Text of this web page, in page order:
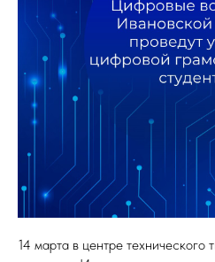
14 марта в центре технического